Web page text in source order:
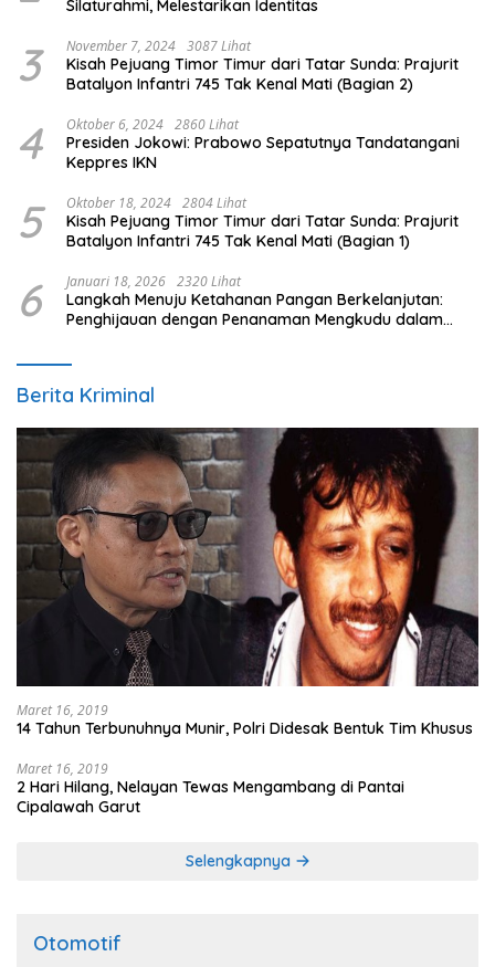
Silaturahmi, Melestarikan Identitas
3 November 7, 2024 3087 Lihat
Kisah Pejuang Timor Timur dari Tatar Sunda: Prajurit
Batalyon Infantri 745 Tak Kenal Mati (Bagian 2)
4 Oktober 6, 2024 2860 Lihat
Presiden Jokowi: Prabowo Sepatutnya Tandatangani
Keppres IKN
5 Oktober 18, 2024 2804 Lihat
Kisah Pejuang Timor Timur dari Tatar Sunda: Prajurit
Batalyon Infantri 745 Tak Kenal Mati (Bagian 1)
6 Januari 18, 2026 2320 Lihat
Langkah Menuju Ketahanan Pangan Berkelanjutan:
Penghijauan dengan Penanaman Mengkudu dalam
Berita Kriminal
Maret 16, 2019
14 Tahun Terbunuhnya Munir, Polri Didesak Bentuk Tim Khusus
Maret 16, 2019
2 Hari Hilang, Nelayan Tewas Mengambang di Pantai
Cipalawah Garut
Selengkapnya
Otomotif